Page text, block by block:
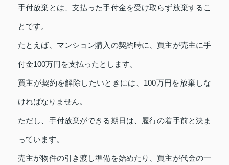
手付放棄とは、支払った手付金を受け取らず放棄するこ
とです。
たとえば、マンション購入の契約時に、買主が売主に手
付金100万円を支払ったとします。
買主が契約を解除したいときには、100万円を放棄しな
ければなりません。
ただし、手付放棄ができる期日は、履行の着手前と決ま
っています。
売主が物件の引き渡し準備を始めたり、買主が代金の一